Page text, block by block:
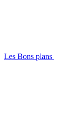
Les Bons plans